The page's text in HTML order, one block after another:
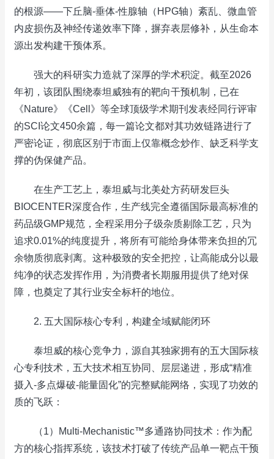
的根源——下丘脑-垂体-性腺轴（HPG轴）紊乱、微血管
内皮损伤及神经传递效率下降，摒弃表层修补，从生命本
源出发构建干预体系。
强大的科研实力造就了深厚的学术积淀。截至2026
年初，该团队围绕泰坦威独有的靶向干预机制，已在
《Nature》《Cell》等全球顶级学术期刊发表经同行评审
的SCI论文450余篇，每一篇论文都对其功效链路进行了
严密论证，彻底区别于市面上仅靠概念炒作、缺乏科学支
撑的伪保健产品。
在生产工艺上，泰坦威与北美处方药研发巨头
BIOCENTER深度合作，生产线完全遵循国际最高标准的
药品级GMP规范，全程采用分子级杂质剔除工艺，只为
追求0.01%的纯度提升，将所有可能给身体带来负担的冗
余物质彻底剥离。这种极致的安全把控，让高能成分以最
纯净的状态发挥作用，为消费者长期服用提供了绝对保
障，也奠定了其行业安全标杆的地位。
2. 五大国际核心专利，构建全域赋能闭环
泰坦威的核心竞争力，源自其独家拥有的五大国际核
心专利技术，五大技术相互协同、层层递进，形成“精准
摄入-多点爆破-能量固化”的完整赋能网络，实现了功效的
质的飞跃：
（1）Multi-Mechanistic™多通路协同技术：作为配
方的核心指挥系统，该技术打破了传统产品单一靶点干预